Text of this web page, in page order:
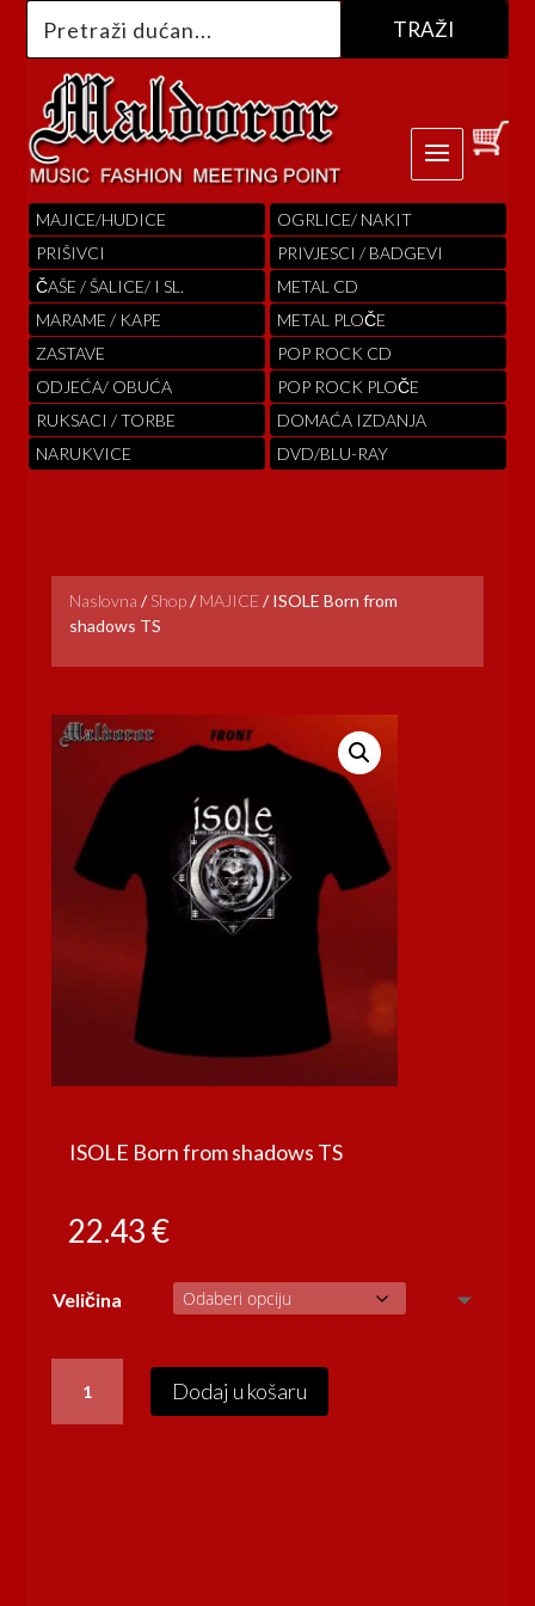
MAJICE/HUDICE
PRIŠIVCI
ČAŠE / ŠALICE/ I SL.
MARAME / KAPE
ZASTAVE
ODJEĆA/ OBUĆA
RUKSACI / TORBE
NARUKVICE
OGRLICE/ NAKIT
PRIVJESCI / BADGEVI
METAL CD
METAL PLOČE
POP ROCK CD
POP ROCK PLOČE
DOMAĆA IZDANJA
DVD/BLU-RAY
Naslovna / Shop/ MAJICE / ISOLE Born from
shadows TS
ISOLE Born from shadows TS
22.43€
Veličina
Born
from
Dodaj u košaru